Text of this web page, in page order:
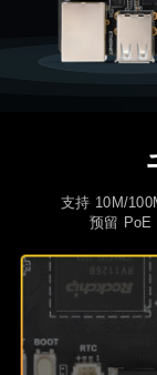
支持 10M/
预留 PoE